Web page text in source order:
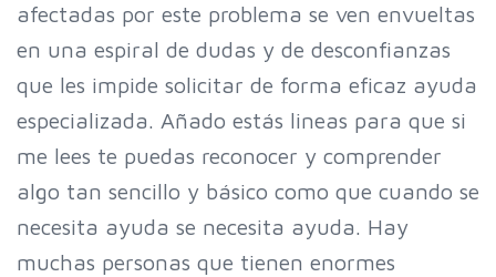
afectadas por este problema se ven envueltas
en una espiral de dudas y de desconfianzas
que les impide solicitar de forma eficaz ayuda
especializada. Añado estás lineas para que si
me lees te puedas reconocer y comprender
algo tan sencillo y básico como que cuando se
necesita ayuda se necesita ayuda. Hay
muchas personas que tienen enormes